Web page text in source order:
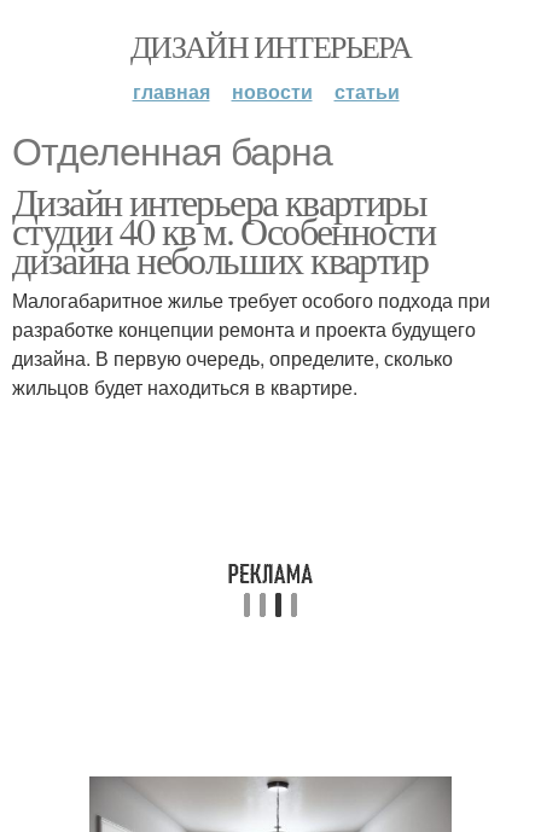
ДИЗАЙН ИНТЕРЬЕРА
главная новости статьи
Отделенная барна
Дизайн интерьера квартиры
студии 40 кв м. Особенности
дизайна небольших квартир
Малогабаритное жилье требует особого подхода при
разработке концепции ремонта и проекта будущего
дизайна. В первую очередь, определите, сколько
жильцов будет находиться в квартире.